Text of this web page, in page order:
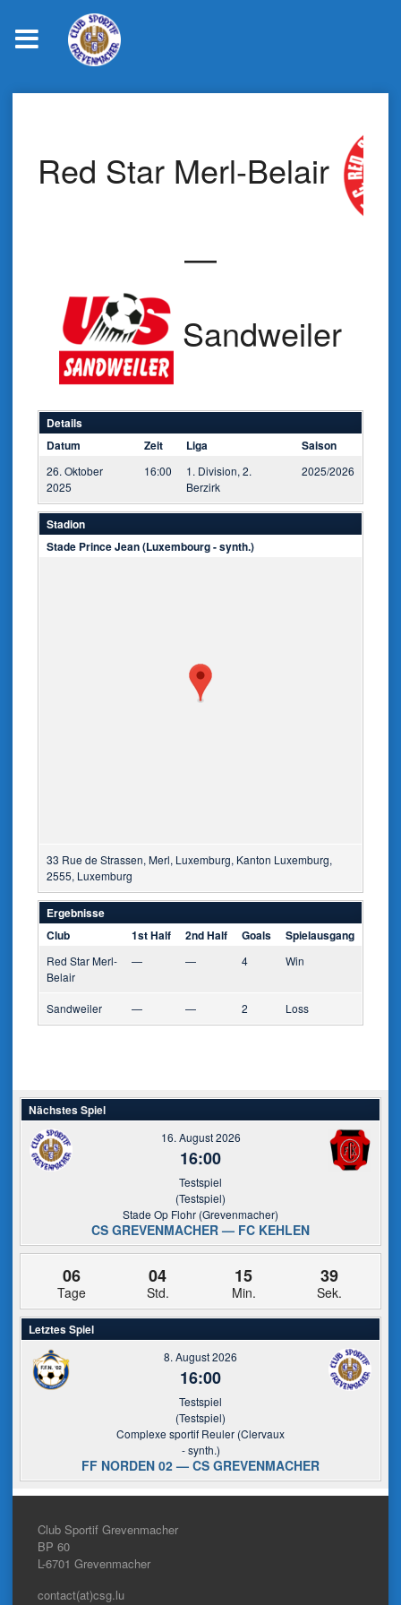
Red Star Merl-Belair
—
Sandweiler
Details
Datum
Zeit Liga Saison
26. Oktober
2025
16:00
1. Division, 2.
Berzirk
2025/2026
Stadion
Stade Prince Jean (Luxembourg - synth.)
33 Rue de Strassen, Merl, Luxemburg, Kanton Luxemburg,
2555, Luxemburg
Ergebnisse
Club
1st Half 2nd Half Goals Spielausgang
Red Star Merl-
Belair
— — 4 Win
Sandweiler — — 2 Loss
Nächstes Spiel
16. August 2026
16:00
Testspiel
(Testspiel)
Stade Op Flohr (Grevenmacher)
CS GREVENMACHER — FC KEHLEN
06
Tage
04
Std.
15
Min.
38
Sek.
Letztes Spiel
8. August 2026
16:00
Testspiel
(Testspiel)
Complexe sportif Reuler (Clervaux
- synth.)
FF NORDEN 02 — CS GREVENMACHER
Club Sportif Grevenmacher
BP 60
L-6701 Grevenmacher
contact(at)csg.lu